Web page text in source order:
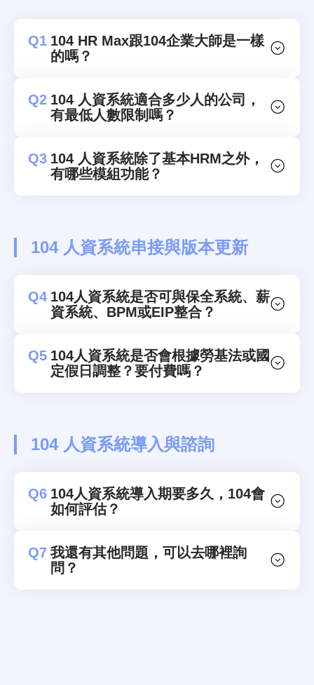
Q1 104 HR Max跟104企業大師是一樣
的嗎？
Q2 104 人資系統適合多少人的公司，
有最低人數限制嗎？
Q3 104 人資系統除了基本HRM之外，
有哪些模組功能？
104 人資系統串接與版本更新
Q4 104人資系統是否可與保全系統、薪
資系統、BPM或EIP整合？
Q5 104人資系統是否會根據勞基法或國
定假日調整？要付費嗎？
104 人資系統導入與諮詢
Q6 104人資系統導入期要多久，104會
如何評估？
Q7 我還有其他問題，可以去哪裡詢
問？